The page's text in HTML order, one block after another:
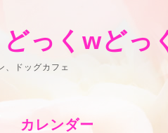
っくwどっ
、ドッグカフェ
カレンダー